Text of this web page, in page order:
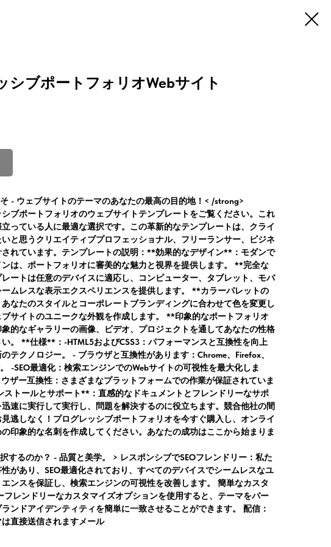
シブポートフォリオWebサイト
- ウェブサイトのテーマのあなたの最高の目的地！< /strong>
ブポートフォリオのウェブサイトテンプレートをご覧ください。これ
っている人に最適な選択です。この革新的なテンプレートは、クライ
と思うクリエイティブプロフェッショナル、フリーランサー、ビジネ
されています。テンプレートの説明：**効果的なデザイン**：モダンで
ンは、ポートフォリオに審美的な魅力と視界を提供します。 **完全な
ートは任意のデバイスに適応し、コンピューター、タブレット、モバ
ムレスな表示エクスペリエンスを提供します。 **カラーパレットの
なたのスタイルとコーポレートブランディングに合わせて色を変更し
サイトのユニークな外観を作成します。 **印象的なポートフォリオ
的なギャラリーの画像、ビデオ、プロジェクトを通してあなたの性格
。 **仕様**：-HTML5およびCSS3：パフォーマンスと互換性を向上
テクノロジー。 - ブラウザと互換性があります：Chrome、Firefox、
-SEO最適化：検索エンジンでのWebサイトの可視性を最大化しま
ザー互換性：さまざまなプラットフォームでの作業が保証されていま
ストールとサポート**：直感的なドキュメントとフレンドリーなサポ
速に実行して実行し、問題を解決するのに役立ちます。競合他社の間
逃しなく！プログレッシブポートフォリオを今すぐ購入し、オンライ
印象的な名刺を作成してください。あなたの成功はここから始まりま
するのか？ - 品質と美学。 > レスポンシブでSEOフレンドリー： 私た
があり、SEO最適化されており、すべてのデバイスでシームレスなユ
ンスを保証し、検索エンジンの可視性を改善します。 簡単なカスタ
フレンドリーなカスタマイズオプションを使用すると、テーマをパー
ンドアイデンティティを簡単に一致させることができます。 配信：
直接送信されますメール